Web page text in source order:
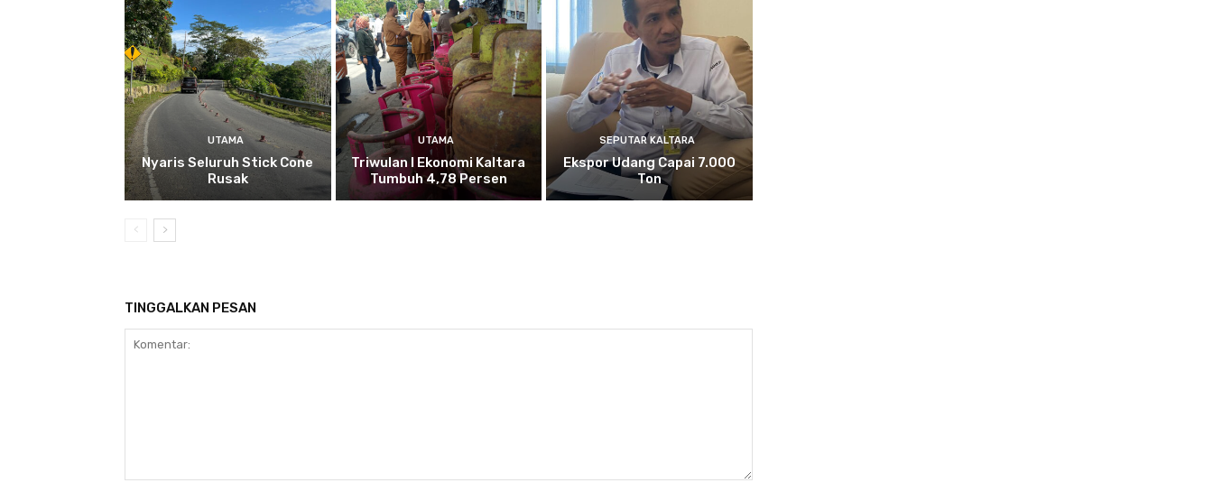
UTAMA
Nyaris Seluruh Stick Cone
Rusak
UTAMA
Triwulan I Ekonomi Kaltara
Tumbuh 4,78 Persen
SEPUTAR KALTARA
Ekspor Udang Capai 7.000
Ton
TINGGALKAN PESAN